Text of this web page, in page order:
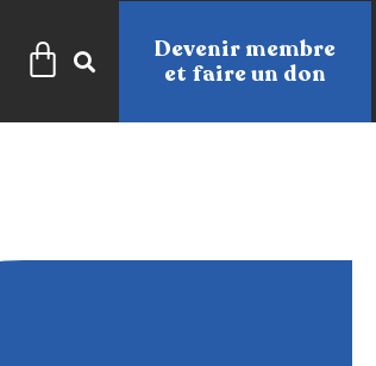
Panier
Devenir membre
et faire un don